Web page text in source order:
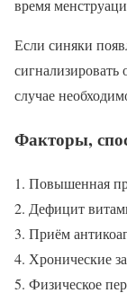
время
Если синяки
случае
Факторы,
Повышенная
Дефицит
Приём
Хронические
Физическое